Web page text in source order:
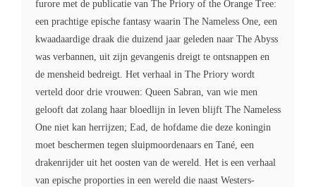
furore met de publicatie van The Priory of the Orange Tree:
een prachtige epische fantasy waarin The Nameless One, een
kwaadaardige draak die duizend jaar geleden naar The Abyss
was verbannen, uit zijn gevangenis dreigt te ontsnappen en
de mensheid bedreigt. Het verhaal in The Priory wordt
verteld door drie vrouwen: Queen Sabran, van wie men
gelooft dat zolang haar bloedlijn in leven blijft The Nameless
One niet kan herrijzen; Ead, de hofdame die deze koningin
moet beschermen tegen sluipmoordenaars en Tané, een
drakenrijder uit het oosten van de wereld. Het is een verhaal
van epische proporties in een wereld die naast Westers-